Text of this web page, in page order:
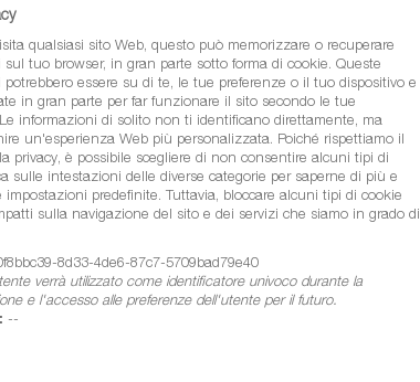
qualsiasi sito Web, questo può memorizzare o recuperare
sul tuo browser, in gran parte sotto forma di cookie. Queste
potrebbero essere su di te, le tue preferenze o il tuo dispositivo e
in gran parte per far funzionare il sito secondo le tue
informazioni di solito non ti identificano direttamente, ma
un'esperienza Web più personalizzata. Poiché rispettiamo il
privacy, è possibile scegliere di non consentire alcuni tipi di
sulle intestazioni delle diverse categorie per saperne di più e
impostazioni predefinite. Tuttavia, bloccare alcuni tipi di cookie
sulla navigazione del sito e dei servizi che siamo in grado di
8d33-4de6-87c7-5709bad79e40
verrà utilizzato come identificatore univoco durante la
e l'accesso alle preferenze dell'utente per il futuro.
--